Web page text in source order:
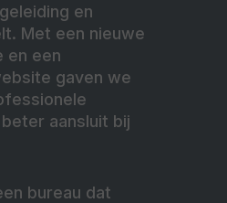
en
Met een nieuwe
en een
gaven we
aansluit bij
bureau dat